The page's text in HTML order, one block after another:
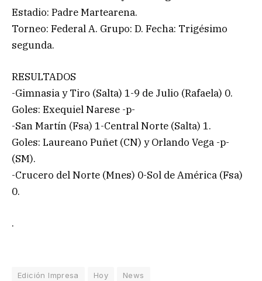
Estadio: Padre Martearena.
Torneo: Federal A. Grupo: D. Fecha: Trigésimo
segunda.
RESULTADOS
-Gimnasia y Tiro (Salta) 1-9 de Julio (Rafaela) 0.
Goles: Exequiel Narese -p-
-San Martín (Fsa) 1-Central Norte (Salta) 1.
Goles: Laureano Puñet (CN) y Orlando Vega -p-
(SM).
-Crucero del Norte (Mnes) 0-Sol de América (Fsa)
0.
.
Edición Impresa Hoy News